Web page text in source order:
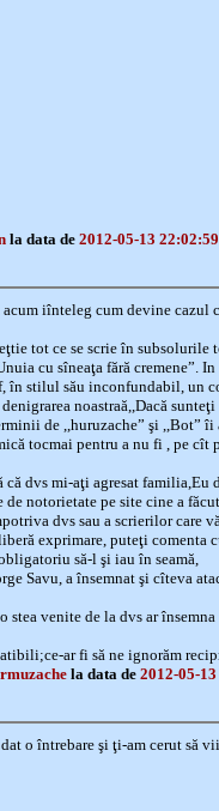
la data de 2012-05-13 22:02:59
iînteleg cum devine cazul
tot ce se scrie în subsolurile
cu sîneaţa fără cremene”.
în stilul său inconfundabil, un
denigrarea noastraă,,Dacă
de ,,huruzache” şi ,,Bot”
tocmai pentru a nu fi , pe cît
dvs mi-aţi agresat familia,Eu
de notorietate pe site cine a
dvs sau a scrierilor care
exprimare, puteţi comenta
să-l şi iau în seamă,
Savu, a însemnat şi cîteva
stea venite de la dvs ar
ar fi să ne ignorăm
la data de 2012-05-
o întrebare şi ţi-am cerut să